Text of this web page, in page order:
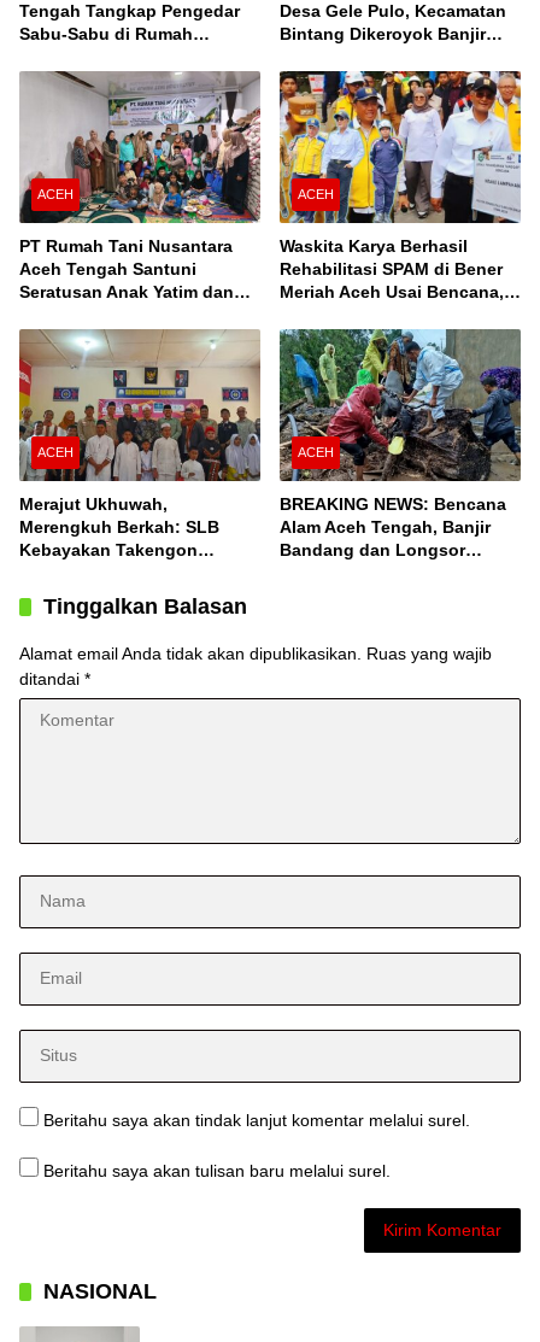
Tengah Tangkap Pengedar
Sabu-Sabu di Rumah
Desa Gele Pulo, Kecamatan
Bintang Dikeroyok Banjir
ACEH
PT Rumah Tani Nusantara
Aceh Tengah Santuni
Seratusan Anak Yatim dan
Puasa Bersama
ACEH
Waskita Karya Berhasil
Rehabilitasi SPAM di Bener
Meriah Aceh Usai Bencana,
Air Bagi 3.000 KK
ACEH
Merajut Ukhuwah,
Merengkuh Berkah: SLB
Kebayakan Takengon
ACEH
BREAKING NEWS: Bencana
Alam Aceh Tengah, Banjir
Bandang dan Longsor
Tinggalkan Balasan
Alamat email Anda tidak akan dipublikasikan.
Ruas yang wajib
ditandai *
Beritahu saya akan tindak lanjut komentar melalui surel.
Beritahu saya akan tulisan baru melalui surel.
NASIONAL